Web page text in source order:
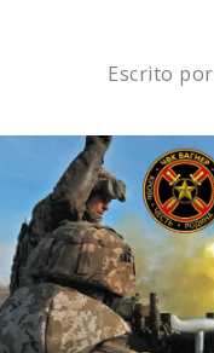
Escrito por